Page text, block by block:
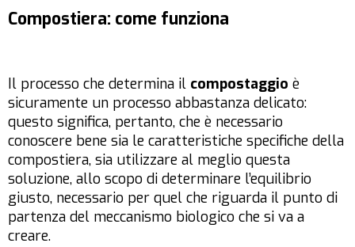
Compostiera: come funziona
Il processo che determina il compostaggio è
sicuramente un processo abbastanza delicato:
questo significa, pertanto, che è necessario
conoscere bene sia le caratteristiche specifiche della
compostiera, sia utilizzare al meglio questa
soluzione, allo scopo di determinare l’equilibrio
giusto, necessario per quel che riguarda il punto di
partenza del meccanismo biologico che si va a
creare.